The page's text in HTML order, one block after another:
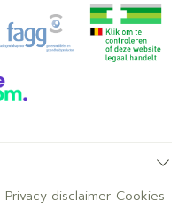
Privacy disclaimer Cookies